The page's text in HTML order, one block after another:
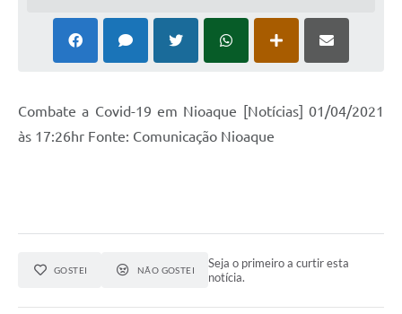
Combate a Covid-19 em Nioaque [Notícias] 01/04/2021
às 17:26hr Fonte: Comunicação Nioaque
GOSTEI NÃO GOSTEI
Seja o primeiro a curtir esta
notícia.